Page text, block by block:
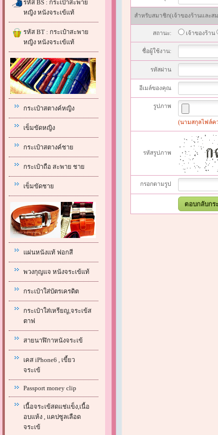
รหัส BS : กระเป๋าสะพาย
หญิง หนังจระเข้แท้
รหัส BT : กระเป๋าสะพาย
หญิง หนังจระเข้แท้
กระเป๋าสตางค์หญิง
เข็มขัดหญิง
กระเป๋าสตางค์ชาย
กระเป๋าถือ สะพาย ชาย
เข็มขัดชาย
แผ่นหนังแท้ ฟอกสี
พวงกุญแจ หนังจระเข้แท้
กระเป๋าใส่บัตรเครดิต
กระเป๋าใส่เหรียญ,จระเข้ส
ตาฟ
สายนาฬิกาหนังจระเข้
เคส iPhone6 , เขี้ยว
จระเข้
Passport money clip
เนื้อจระเข้สดแช่แข็ง,เนื้อ
อบแห้ง , แคปซูลเลือด
จระเข้
สำหรับสมาชิก(เจ้าของร้านและ
สถานะ: เจ้าของร้าน
ชื่อผู้ใช้งาน:
รหัสผ่าน
อีเมล์ของคุณ
รูปภาพ
(นามสกุลไฟล์คว
รหัสรูปภาพ
กรอกตามรูป